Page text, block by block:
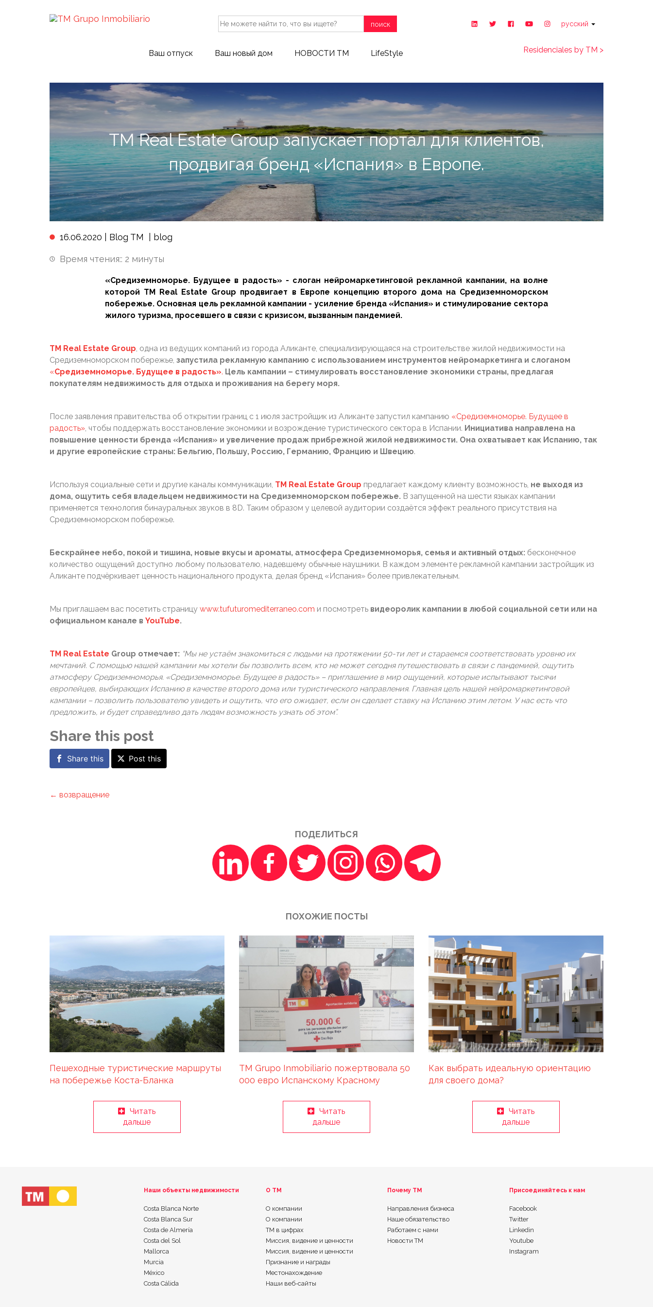
поиск русский
Ваш отпуск Ваш новый дом НОВОСТИ ТМ LifeStyle Residenciales by TM >
TM Real Estate Group запускает портал для клиентов,
продвигая бренд «Испания» в Европе.
16.06.2020 | Blog TM blog
Время чтения:: 2 минуты
«Средиземноморье. Будущее в радость» - слоган нейромаркетинговой рекламной кампании, на волне
которой TM Real Estate Group продвигает в Европе концепцию второго дома на Средиземноморском
побережье. Основная цель рекламной кампании - усиление бренда «Испания» и стимулирование сектора
жилого туризма, просевшего в связи с кризисом, вызванным пандемией.
TM Real Estate Group, одна из ведущих компаний из города Аликанте, специализирующаяся на строительстве жилой недвижимости на
Средиземноморском побережье, запустила рекламную кампанию с использованием инструментов нейромаркетинга и слоганом
«Средиземноморье. Будущее в радость». Цель кампании – стимулировать восстановление экономики страны, предлагая
покупателям недвижимость для отдыха и проживания на берегу моря.
После заявления правительства об открытии границ с 1 июля застройщик из Аликанте запустил кампанию «Средиземноморье. Будущее в
радость», чтобы поддержать восстановление экономики и возрождение туристического сектора в Испании. Инициатива направлена на
повышение ценности бренда «Испания» и увеличение продаж прибрежной жилой недвижимости. Она охватывает как Испанию, так
и другие европейские страны: Бельгию, Польшу, Россию, Германию, Францию и Швецию.
Используя социальные сети и другие каналы коммуникации, TM Real Estate Group предлагает каждому клиенту возможность, не выходя из
дома, ощутить себя владельцем недвижимости на Средиземноморском побережье. В запущенной на шести языках кампании
применяется технология бинауральных звуков в 8D. Таким образом у целевой аудитории создаётся эффект реального присутствия на
Средиземноморском побережье.
Бескрайнее небо, покой и тишина, новые вкусы и ароматы, атмосфера Средиземноморья, семья и активный отдых: бесконечное
количество ощущений доступно любому пользователю, надевшему обычные наушники. В каждом элементе рекламной кампании застройщик из
Аликанте подчёркивает ценность национального продукта, делая бренд «Испания» более привлекательным.
Мы приглашаем вас посетить страницу www.tufuturomediterraneo.com и посмотреть видеоролик кампании в любой социальной сети или на
официальном канале в YouTube.
TM Real Estate Group отмечает: “Мы не устаём знакомиться с людьми на протяжении 50-ти лет и стараемся соответствовать уровню их
мечтаний. С помощью нашей кампании мы хотели бы позволить всем, кто не может сегодня путешествовать в связи с пандемией, ощутить
атмосферу Средиземноморья. «Средиземноморье. Будущее в радость» – приглашение в мир ощущений, которые испытывают тысячи
европейцев, выбирающих Испанию в качестве второго дома или туристического направления. Главная цель нашей нейромаркетинговой
кампании – позволить пользователю увидеть и ощутить, что его ожидает, если он сделает ставку на Испанию этим летом. У нас есть что
предложить, и будет справедливо дать людям возможность узнать об этом”.
Share this post
Share this Post this
← возвращение
ПОДЕЛИТЬСЯ
ПОХОЖИЕ ПОСТЫ
Пешеходные туристические маршруты
на побережье Коста-Бланка
Читать
дальше
TM Grupo Inmobiliario пожертвовала 50
000 евро Испанскому Красному
урагана “ДАНА”
Читать
дальше
Как выбрать идеальную ориентацию
для своего дома?
Читать
дальше
Наши объекты недвижимости
Costa Blanca Norte
Costa Blanca Sur
Costa de Almería
Costa del Sol
Mallorca
Murcia
México
Costa Cálida
О ТМ
О компании
О компании
ТМ в цифрах
Миссия, видение и ценности
Миссия, видение и ценности
Признание и награды
Местонахождение
Наши веб-сайты
Почему TM
Направления бизнеса
Наше обязательство
Работаем с нами
Новости TM
Присоединяйтесь к нам
Facebook
Twitter
Linkedin
Youtube
Instagram